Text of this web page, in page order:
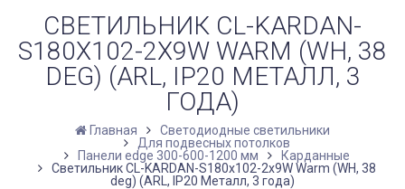
СВЕТИЛЬНИК CL-KARDAN-
S180X102-2X9W WARM (WH, 38
DEG) (ARL, IP20 МЕТАЛЛ, 3
ГОДА)
Главная
Светодиодные светильники
Для подвесных потолков
Панели edge 300-600-1200 мм
Карданные
Светильник CL-KARDAN-S180x102-2x9W Warm (WH, 38
deg) (ARL, IP20 Металл, 3 года)